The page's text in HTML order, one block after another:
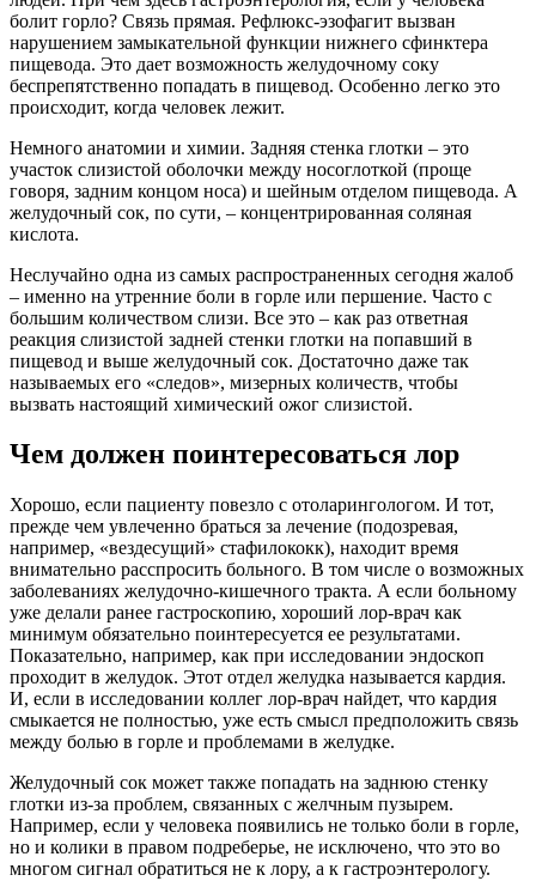
болит горло? Связь прямая. Рефлюкс-эзофагит вызван
нарушением замыкательной функции нижнего сфинктера
пищевода. Это дает возможность желудочному соку
беспрепятственно попадать в пищевод. Особенно легко это
происходит, когда человек лежит.
Немного анатомии и химии. Задняя стенка глотки – это
участок слизистой оболочки между носоглоткой (проще
говоря, задним концом носа) и шейным отделом пищевода. А
желудочный сок, по сути, – концентрированная соляная
кислота.
Неслучайно одна из самых распространенных сегодня жалоб
– именно на утренние боли в горле или першение. Часто с
большим количеством слизи. Все это – как раз ответная
реакция слизистой задней стенки глотки на попавший в
пищевод и выше желудочный сок. Достаточно даже так
называемых его «следов», мизерных количеств, чтобы
вызвать настоящий химический ожог слизистой.
Чем должен поинтересоваться лор
Хорошо, если пациенту повезло с отоларингологом. И тот,
прежде чем увлеченно браться за лечение (подозревая,
например, «вездесущий» стафилококк), находит время
внимательно расспросить больного. В том числе о возможных
заболеваниях желудочно-кишечного тракта. А если больному
уже делали ранее гастроскопию, хороший лор-врач как
минимум обязательно поинтересуется ее результатами.
Показательно, например, как при исследовании эндоскоп
проходит в желудок. Этот отдел желудка называется кардия.
И, если в исследовании коллег лор-врач найдет, что кардия
смыкается не полностью, уже есть смысл предположить связь
между болью в горле и проблемами в желудке.
Желудочный сок может также попадать на заднюю стенку
глотки из-за проблем, связанных с желчным пузырем.
Например, если у человека появились не только боли в горле,
но и колики в правом подреберье, не исключено, что это во
многом сигнал обратиться не к лору, а к гастроэнтерологу.